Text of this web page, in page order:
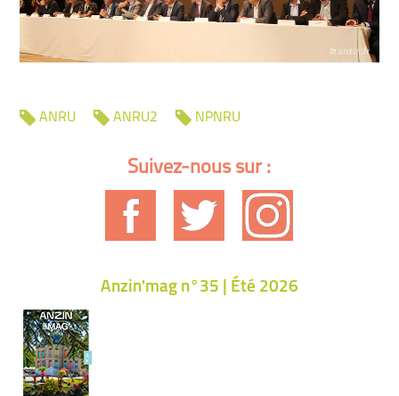
ANRU ANRU2 NPNRU
Suivez-nous sur :
Anzin'mag n°35 | Été 2026